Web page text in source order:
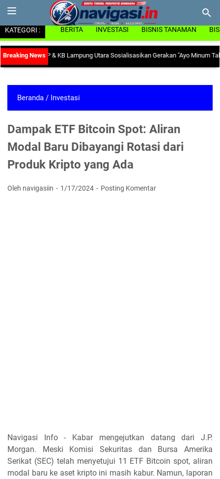
KATEGORI : BERITA INVESTASI BISNIS TANAMAN
Dinas PP & KB Lampung Utara Sosialisasikan Gerakan "Ayo Minum Tablet
Beranda / Investasi
Dampak ETF Bitcoin Spot: Aliran
Modal Baru Dibayangi Rotasi dari
Produk Kripto yang Ada
Oleh navigasiin 1/17/2024 Posting Komentar
Navigasi Info - Kabar mengejutkan datang dari J.P.
Morgan. Meski Komisi Sekuritas dan Bursa Amerika
Serikat (SEC) telah menyetujui 11 ETF Bitcoin spot, aliran
modal baru ke aset kripto ini masih kabur. Namun, laporan